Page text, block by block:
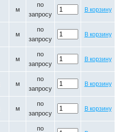
м
по
запросу
В корзину
м
по
запросу
В корзину
м
по
запросу
В корзину
м
по
запросу
В корзину
м
по
запросу
В корзину
по